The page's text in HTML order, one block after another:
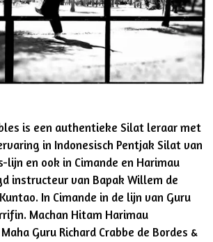
is een authentieke Silat leraar met
in Indonesisch Pentjak Silat van
lijn en ook in Cimande en Harimau
instructeur van Bapak Willem de
In Cimande in de lijn van Guru
Machan Hitam Harimau
Guru Richard Crabbe de Bordes &